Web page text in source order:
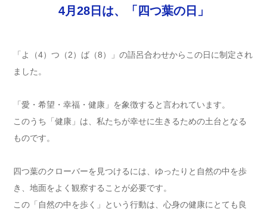
4月28日は、「四つ葉の日」
​「よ（4）つ（2）ば（8）」の語呂合わせからこの日に制定され
ました。
「愛・希望・幸福・健康」を象徴すると言われています。
このうち「健康」は、私たちが幸せに生きるための土台となる
ものです。
四つ葉のクローバーを見つけるには、ゆったりと自然の中を歩
き、地面をよく観察することが必要です。
この「自然の中を歩く」という行動は、心身の健康にとても良